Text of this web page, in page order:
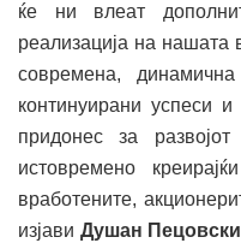
ќе ни влеат
реализација на нашата
современа,
континуирани успеси
придонес за
истовремено
вработените,
изјави Душан